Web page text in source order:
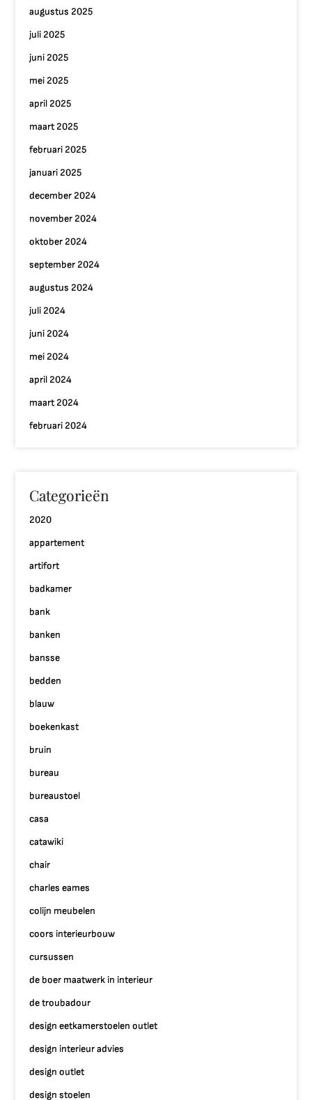
augustus 2025
juli 2025
juni 2025
mei 2025
april 2025
maart 2025
februari 2025
januari 2025
december 2024
november 2024
oktober 2024
september 2024
augustus 2024
juli 2024
juni 2024
mei 2024
april 2024
maart 2024
februari 2024
Categorieën
2020
appartement
artifort
badkamer
bank
banken
bansse
bedden
blauw
boekenkast
bruin
bureau
bureaustoel
casa
catawiki
chair
charles eames
colijn meubelen
coors interieurbouw
cursussen
de boer maatwerk in interieur
de troubadour
design eetkamerstoelen outlet
design interieur advies
design outlet
design stoelen